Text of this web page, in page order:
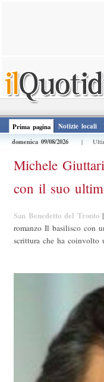
Prima pagina Notizie locali
domenica 09/08/2026
| Ultimo
Michele
con il suo
San Benedetto del Tronto |
romanzo Il basilisco con
scrittura che ha coinvolto